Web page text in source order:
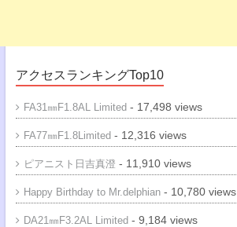
アクセスランキングTop10
FA31㎜F1.8AL Limited- 17,498 views
FA77㎜F1.8Limited- 12,316 views
ピアニスト日吉真澄 - 11,910 views
Happy Birthday to Mr.delphian- 10,780 views
DA21㎜F3.2AL Limited- 9,184 views